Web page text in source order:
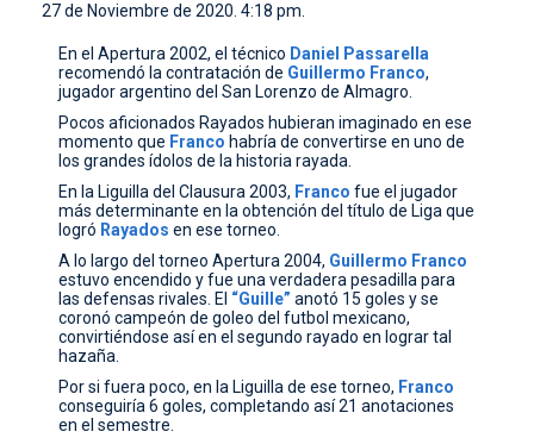
27 de Noviembre de 2020. 4:18 pm.
En el Apertura 2002, el técnico Daniel Passarella
recomendó la contratación de Guillermo Franco,
jugador argentino del San Lorenzo de Almagro.
Pocos aficionados Rayados hubieran imaginado en ese
momento que Franco habría de convertirse en uno de
los grandes ídolos de la historia rayada.
En la Liguilla del Clausura 2003, Franco fue el jugador
más determinante en la obtención del título de Liga que
logró Rayados en ese torneo.
A lo largo del torneo Apertura 2004, Guillermo Franco
estuvo encendido y fue una verdadera pesadilla para
las defensas rivales. El “Guille” anotó 15 goles y se
coronó campeón de goleo del futbol mexicano,
convirtiéndose así en el segundo rayado en lograr tal
hazaña.
Por si fuera poco, en la Liguilla de ese torneo, Franco
conseguiría 6 goles, completando así 21 anotaciones
en el semestre.